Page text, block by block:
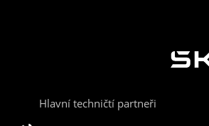
Hlavní techničtí partneři